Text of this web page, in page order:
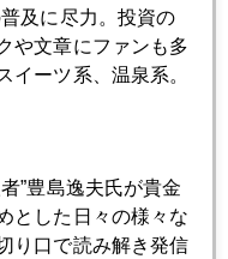
及に尽力。投資の
や文章にファンも多
イーツ系、温泉系。
”豊島逸夫氏が貴金
とした日々の様々な
り口で読み解き発信